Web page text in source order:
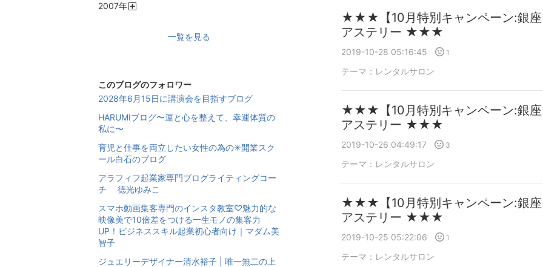
★★★【10月特別キャンペーン:銀座
アステリー ★★★
2019-10-28 05:16:45 1
テーマ： レンタルサロン
★★★【10月特別キャンペーン:銀座
アステリー ★★★
2019-10-26 04:49:17 3
テーマ： レンタルサロン
★★★【10月特別キャンペーン:銀座
アステリー ★★★
2019-10-25 05:22:06 1
テーマ： レンタルサロン
2007年
一覧を見る
このブログのフォロワー
2028年6月15日に講演会を目指すブログ
HARUMIブログ〜運と心を整えて、幸運体質の
私に〜
育児と仕事を両立したい女性の為の✳︎開業スク
ール白石のブログ
アラフィフ起業家専門ブログライティングコー
チ 徳光ゆみこ
スマホ動画集客専門のインスタ教室♡魅力的な
映像美で10倍差をつける一生モノの集客力
UP！ビジネススキル起業初心者向け｜マダム美
智子
ジュエリーデザイナー清水裕子 | 唯一無二の上